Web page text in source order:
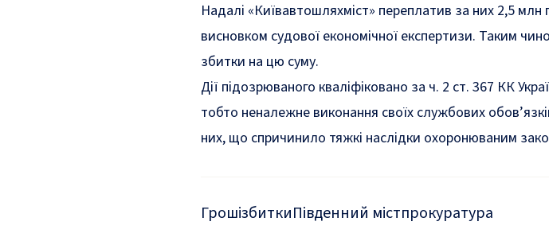
Надалі «Київавтошляхміст» переплатив за них 2,5
висновком судової економічної експертизи. Таким
збитки на цю суму.
Дії підозрюваного кваліфіковано за ч. 2 ст. 367 КК
тобто неналежне виконання своїх службових
них, що спричинило тяжкі наслідки охоронюваним
ГрошізбиткиПівденний містпрокуратура